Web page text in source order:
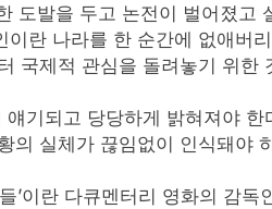
도발을 두고 논전이 벌어졌고
이란 나라를 한 순간에 없애버
국제적 관심을 돌려놓기 위한
기되고 당당하게 밝혀져야
의 실체가 끊임없이 인식돼야
’이란 다큐멘터리 영화의 감